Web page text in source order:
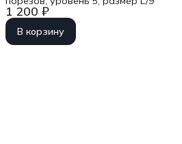
1 200 ₽
В корзину